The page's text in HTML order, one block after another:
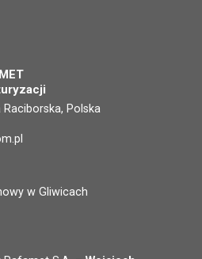
Polska
w Gliwicach